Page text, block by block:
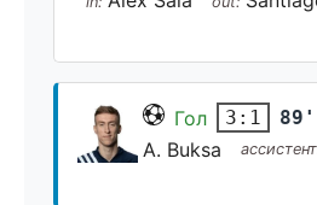
Гол 3:1 89'
A. Buksa